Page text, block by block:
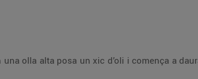
olla alta posa un xic d’oli i comença a